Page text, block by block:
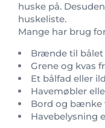
huske på.
huskeliste.
Mange har brug
Brænde til bålet
Grene og kvas
Et bålfad eller
Havemøbler
Bord og
Havebelysning